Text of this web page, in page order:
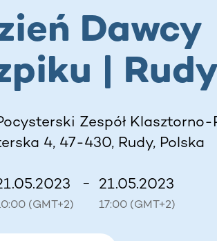
Dawcy
| Rudy
Zespół Klasztorno-
4, 47-430, Rudy, Polska
(GMT+2)
– 21.05.2023
17:00 (GMT+2)